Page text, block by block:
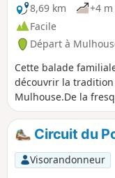
8,69 km
+4 m
Facile
Départ à
Cette balade
découvrir la
Mulhouse.De la
graffiti, le street art
les murs, les
même sur les
routière !Il faudra
Circuit du
Visorandonneur